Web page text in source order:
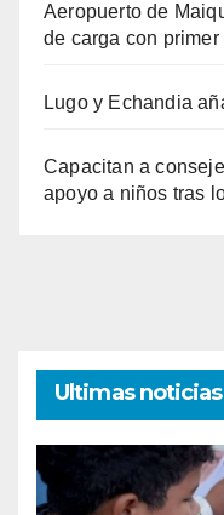
Aeropuerto de
de carga con
Lugo y Echandia
Capacitan a
apoyo a niños tras
Ultimas noticias